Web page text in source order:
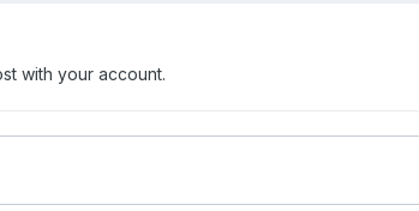
with your account.